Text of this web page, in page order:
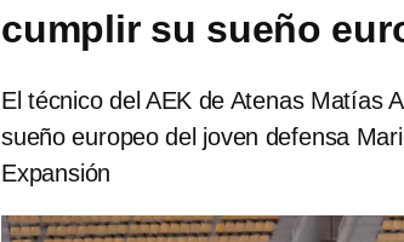
cumplir su sueño
El técnico del AEK de Atenas Matías
sueño europeo del joven defensa
Expansión